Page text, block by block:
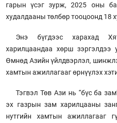
гарын үсэг зурж, 2025 оны
худалдааны төлбөр тооцоонд 18
Энэ бүгдээс харахад
харилцаандаа хөрш зэргэлдээ
Өмнөд Азийн үйлдвэрлэл,
хамтын ажиллагааг өрнүүлэх
Тэгвэл Төв Ази нь “бүс ба
эх газрын зам харилцааны
нутгийн хамтын ажиллагааг